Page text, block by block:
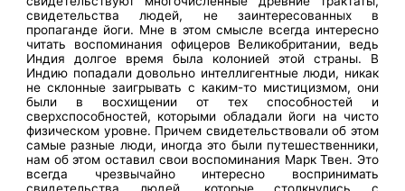
свидетельства людей, не заинтересованных в
пропаганде йоги. Мне в этом смысле всегда интересно
читать воспоминания офицеров Великобритании, ведь
Индия долгое время была колонией этой страны. В
Индию попадали довольно интеллигентные люди, никак
не склонные заигрывать с каким-то мистицизмом, они
были в восхищении от тех способностей и
сверхспособностей, которыми обладали йоги на чисто
физическом уровне. Причем свидетельствовали об этом
самые разные люди, иногда это были путешественники,
нам об этом оставил свои воспоминания Марк Твен. Это
всегда чрезвычайно интересно воспринимать